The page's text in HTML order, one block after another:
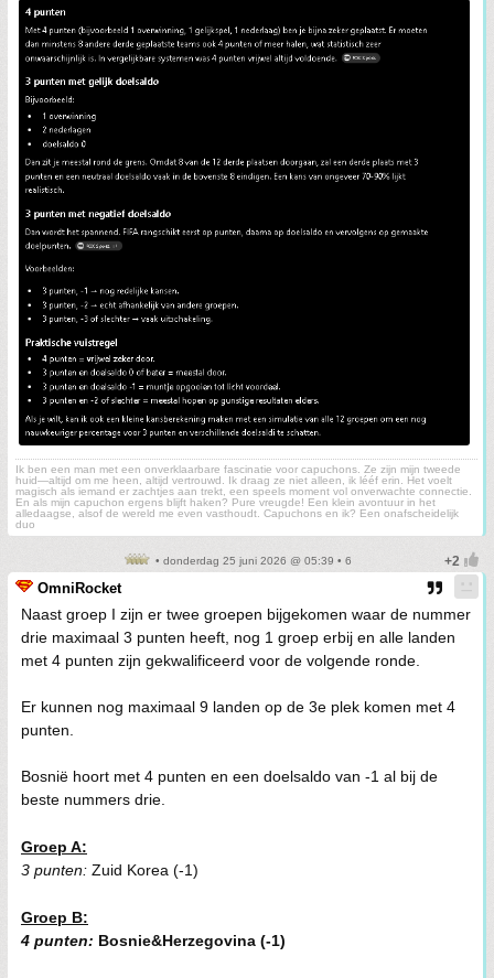
Ik ben een man met een onverklaarbare fascinatie voor capuchons. Ze zijn mijn tweede
huid—altijd om me heen, altijd vertrouwd. Ik draag ze niet alleen, ik lééf erin. Het voelt
magisch als iemand er zachtjes aan trekt, een speels moment vol onverwachte connectie.
En als mijn capuchon ergens blijft haken? Pure vreugde! Een klein avontuur in het
alledaagse, alsof de wereld me even vasthoudt. Capuchons en ik? Een onafscheidelijk
duo
• donderdag 25 juni 2026 @ 05:39 • 6
OmniRocket
Naast groep I zijn er twee groepen bijgekomen waar de nummer
drie maximaal 3 punten heeft, nog 1 groep erbij en alle landen
met 4 punten zijn gekwalificeerd voor de volgende ronde.
Er kunnen nog maximaal 9 landen op de 3e plek komen met 4
punten.
Bosnië hoort met 4 punten en een doelsaldo van -1 al bij de
beste nummers drie.
Groep A:
3 punten: Zuid Korea (-1)
Groep B:
4 punten: Bosnie&Herzegovina (-1)